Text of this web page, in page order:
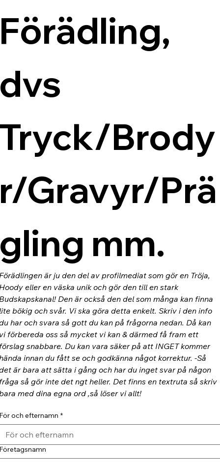
Brody
Gravyr/Prä
mm.
är ju den del av profilmediat som gör en Tröja,
eller en väska unik och gör den till en stark
Den är också den del som många kan finna
bökig och svår. Vi ska göra detta enkelt. Skriv i den info
har och svara så gott du kan på frågorna nedan. Då kan
förbereda oss så mycket vi kan & därmed få fram ett
snabbare. Du kan vara säker på att INGET kommer
innan du fått se och godkänna något korrektur. -Så
är bara att sätta i gång och har du inget svar på någon
så gör inte det ngt heller. Det finns en textruta så skriv
med dina egna ord ,så löser vi allt!
och efternamn *